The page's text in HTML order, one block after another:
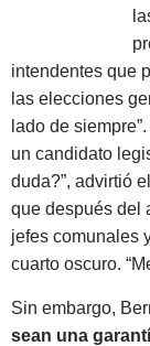
intendentes que
las elecciones
lado de siempre”.
un candidato
duda?”, advirtió
que después del
jefes comunales
cuarto oscuro.
Sin embargo,
sean una